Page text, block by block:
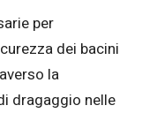
per
dei bacini
la
dragaggio nelle